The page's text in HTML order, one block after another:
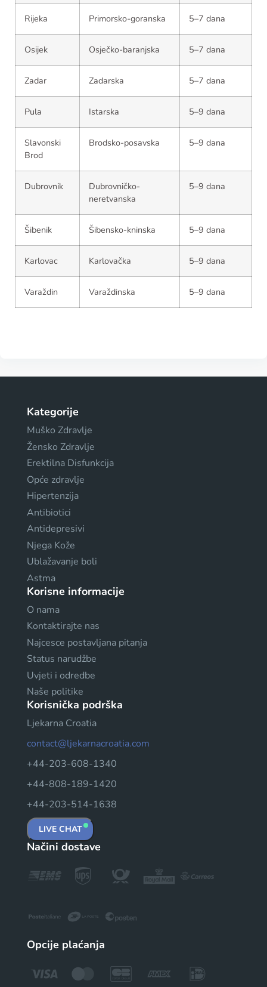
Rijeka Primorsko-goranska 5–7 dana
Osijek Osječko-baranjska 5–7 dana
Zadar Zadarska 5–7 dana
Pula Istarska 5–9 dana
Slavonski
Brod
Brodsko-posavska 5–9 dana
Dubrovnik
Dubrovničko-
neretvanska
5–9 dana
Šibenik Šibensko-kninska 5–9 dana
Karlovac Karlovačka 5–9 dana
Varaždin Varaždinska 5–9 dana
Kategorije
Muško Zdravlje
Žensko Zdravlje
Erektilna Disfunkcija
Opće zdravlje
Hipertenzija
Antibiotici
Antidepresivi
Njega Kože
Ublažavanje boli
Astma
Korisne informacije
O nama
Kontaktirajte nas
Najcesce postavljana pitanja
Status narudžbe
Uvjeti i odredbe
Naše politike
Korisnička podrška
Ljekarna Croatia
contact@ljekarnacroatia.com
+44-203-608-1340
+44-808-189-1420
+44-203-514-1638
LIVE CHAT
Načini dostave
Opcije plaćanja